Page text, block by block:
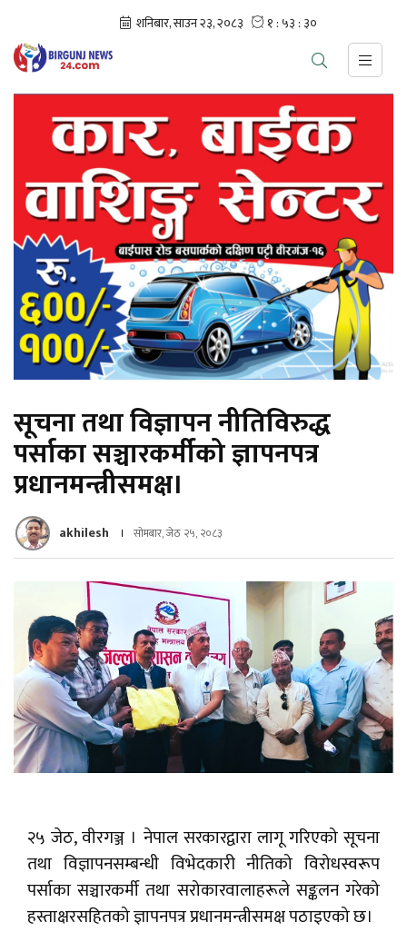
सूचना तथा विज्ञापन नीतिविरुद्ध
पर्साका सञ्चारकर्मीको ज्ञापनपत्र
प्रधानमन्त्रीसमक्ष।
akhilesh सोमबार, जेठ २५, २०८३
२५ जेठ, वीरगञ्ज । नेपाल सरकारद्वारा लागू गरिएको सूचना
तथा विज्ञापनसम्बन्धी विभेदकारी नीतिको विरोधस्वरूप
पर्साका सञ्चारकर्मी तथा सरोकारवालाहरूले सङ्कलन गरेको
हस्ताक्षरसहितको ज्ञापनपत्र प्रधानमन्त्रीसमक्ष पठाइएको छ।